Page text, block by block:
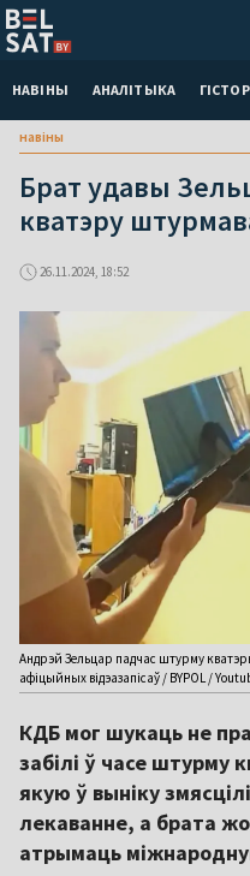
НАВІНЫ АНАЛІТЫКА
навіны
Брат удавы
кватэру
26.11.2024, 18:52
Андрэй Зельцар падчас штурму
афіцыйных відэазапісаў / BYPOL /
КДБ мог шукаць не
забілі ў часе штурму
якую ў выніку
лекаванне, а брата
атрымаць